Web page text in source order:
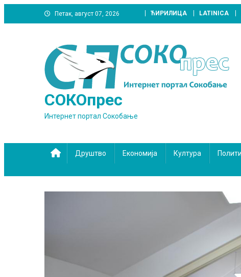
to
Петак, август 07, 2026 ЋИРИЛИЦА LATINICA
СОКОпрес
Интернет портал Сокобање
Друштво Економија Култура